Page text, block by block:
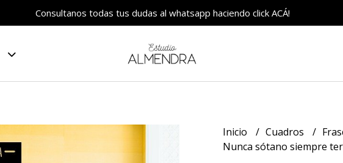
Consultanos todas tus dudas al whatsapp haciendo click ACÁ!
Inicio Cuadros
Nunca sótano siempre